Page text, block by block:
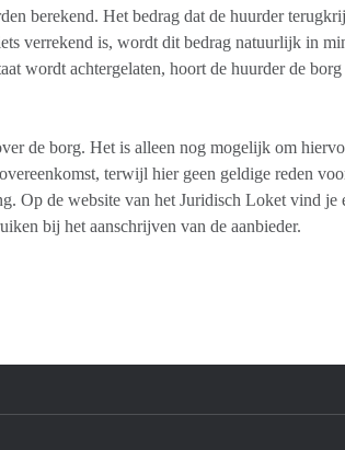
berekend. Het bedrag dat de huurder
verrekend is, wordt dit bedrag natuurlijk in
wordt achtergelaten, hoort de huurder de borg
de borg. Het is alleen nog mogelijk om
terwijl hier geen geldige reden
Op de website van het Juridisch Loket vind je
bij het aanschrijven van de aanbieder.